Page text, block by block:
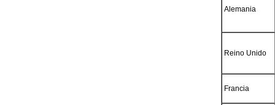
Alemania
Reino Unido
Francia